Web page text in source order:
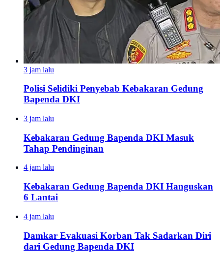
3 jam lalu
Polisi Selidiki Penyebab Kebakaran Gedung
Bapenda DKI
3 jam lalu
Kebakaran Gedung Bapenda DKI Masuk
Tahap Pendinginan
4 jam lalu
Kebakaran Gedung Bapenda DKI Hanguskan
6 Lantai
4 jam lalu
Damkar Evakuasi Korban Tak Sadarkan Diri
dari Gedung Bapenda DKI